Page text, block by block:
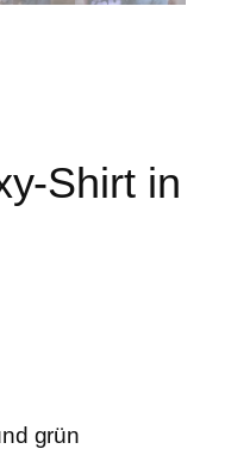
Shirt in
grün